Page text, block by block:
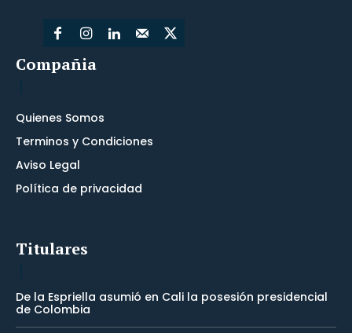
Compañia
Quienes Somos
Terminos y Condiciones
Aviso Legal
Política de privacidad
Titulares
De la Espriella asumió en Cali la posesión presidencial
de Colombia